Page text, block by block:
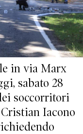
in via Marx
sabato 28
soccorritori
Cristian Iacono